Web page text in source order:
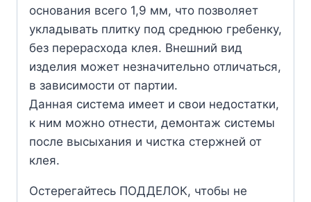
основания всего 1,9 мм, что позволяет
укладывать плитку под среднюю гребенку,
без перерасхода клея. Внешний вид
изделия может незначительно отличаться,
в зависимости от партии.
Данная система имеет и свои недостатки,
к ним можно отнести, демонтаж системы
после высыхания и чистка стержней от
клея.
Остерегайтесь ПОДДЕЛОК, чтобы не